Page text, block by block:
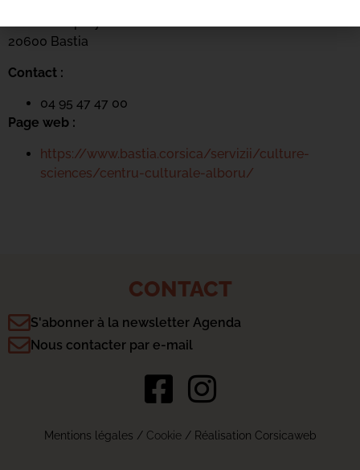
20600 Bastia
Contact :
04 95 47 47 00
Page web :
https://www.bastia.corsica/servizii/culture-
sciences/centru-culturale-alboru/
CONTACT
S'abonner à la newsletter Agenda
Nous contacter par e-mail
Mentions légales / Cookie/ Réalisation Corsicaweb